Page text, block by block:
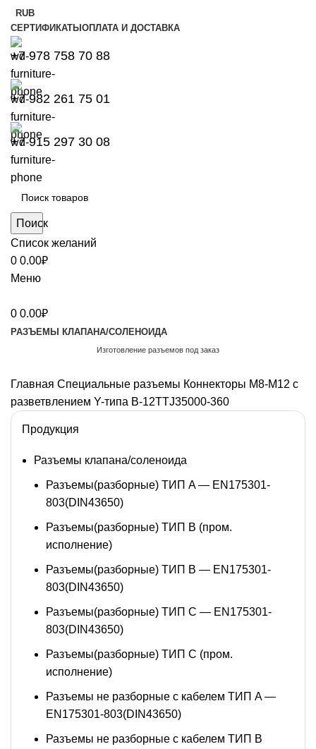
RUB
СЕРТИФИКАТЫОПЛАТА И ДОСТАВКА
+7 978 758 70 88
+7 982 261 75 01
+7 915 297 30 08
Поиск
Список желаний
0 0.00₽
Меню
0 0.00₽
РАЗЪЕМЫ КЛАПАНА/СОЛЕНОИДА
Изготовление разъемов под заказ
Главная Специальные разъемы Коннекторы M8-M12 с
разветвлением Y-типа B-12TTJ35000-360
Продукция
Разъемы клапана/соленоида
Разъемы(разборные) ТИП A — EN175301-
803(DIN43650)
Разъемы(разборные) ТИП В (пром.
исполнение)
Разъемы(разборные) ТИП B — EN175301-
803(DIN43650)
Разъемы(разборные) ТИП C — EN175301-
803(DIN43650)
Разъемы(разборные) ТИП С (пром.
исполнение)
Разъемы не разборные с кабелем ТИП A —
EN175301-803(DIN43650)
Разъемы не разборные с кабелем ТИП B